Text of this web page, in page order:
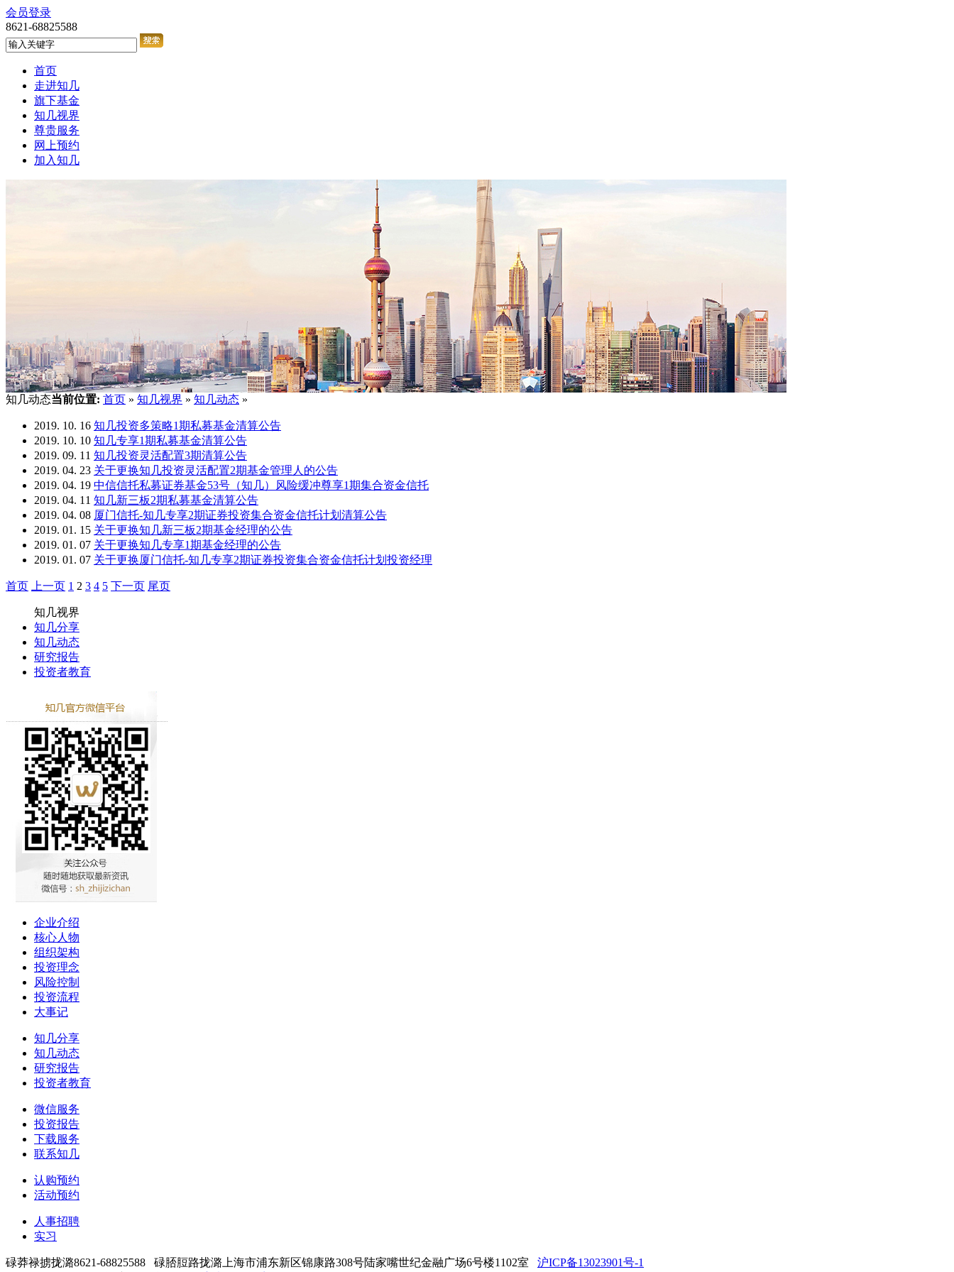
会员登录
8621-68825588
首页
走进知几
旗下基金
知几视界
尊贵服务
网上预约
加入知几
知几动态当前位置: 首页 » 知几视界 » 知几动态 »
2019. 10. 16 知几投资多策略1期私募基金清算公告
2019. 10. 10 知几专享1期私募基金清算公告
2019. 09. 11 知几投资灵活配置3期清算公告
2019. 04. 23 关于更换知几投资灵活配置2期基金管理人的公告
2019. 04. 19 中信信托私募证券基金53号（知几）风险缓冲尊享1期集合资金信托
2019. 04. 11 知几新三板2期私募基金清算公告
2019. 04. 08 厦门信托-知几专享2期证券投资集合资金信托计划清算公告
2019. 01. 15 关于更换知几新三板2期基金经理的公告
2019. 01. 07 关于更换知几专享1期基金经理的公告
2019. 01. 07 关于更换厦门信托-知几专享2期证券投资集合资金信托计划投资经理
首页 上一页 1 2 3 4 5 下一页 尾页
知几视界
知几分享
知几动态
研究报告
投资者教育
企业介绍
核心人物
组织架构
投资理念
风险控制
投资流程
大事记
知几分享
知几动态
研究报告
投资者教育
微信服务
投资报告
下载服务
联系知几
认购预约
活动预约
人事招聘
实习
碌莽禄掳拢潞8621-68825588 碌脴脰路拢潞上海市浦东新区锦康路308号陆家嘴世纪金融广场6号楼1102室 沪ICP备13023901号-1